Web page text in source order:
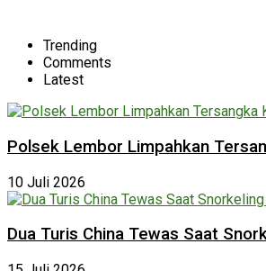
Trending
Comments
Latest
Polsek Lembor Limpahkan
10 Juli 2026
Dua Turis China Tewas Saat